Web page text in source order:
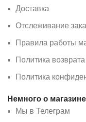
Доставка
Отслеживание
Правила работы
Политика возврата
Политика
Немного о магазине
Мы в Телеграм